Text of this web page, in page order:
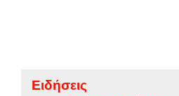
Ειδήσεις